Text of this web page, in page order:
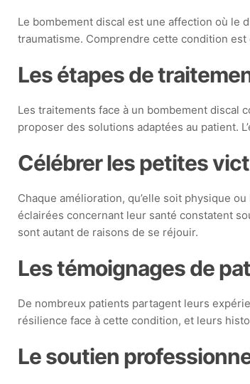
Le bombement discal est une affection où le
traumatisme. Comprendre cette condition
Les étapes de
Les traitements face à un bombement
proposer des solutions adaptées au patient.
Célébrer les petites
Chaque amélioration, qu’elle soit physique
éclairées concernant leur santé constatent
sont autant de raisons de se réjouir.
Les témoignages de
De nombreux patients partagent leurs
résilience face à cette condition, et leurs
Le soutien